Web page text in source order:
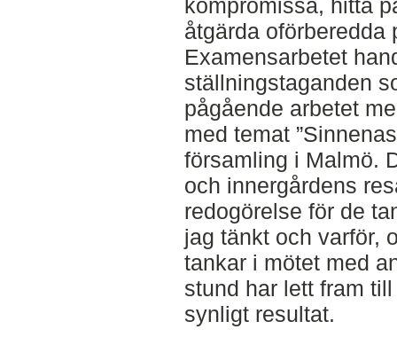
kompromissa, hitta
åtgärda oförberedda
Examensarbetet
ställningstaganden
pågående arbetet
med temat
församling i Malmö.
och innergårdens
redogörelse för de
jag tänkt och varför,
tankar i mötet med
stund har lett fram
synligt resultat.